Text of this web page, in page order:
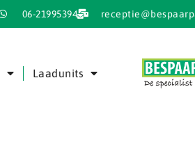
06-21995394
Laadunits